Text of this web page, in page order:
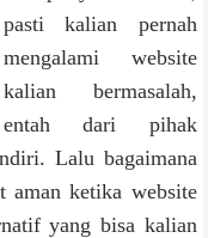
pasti kalian pernah
mengalami website
kalian bermasalah,
entah dari pihak
Lalu bagaimana
aman ketika website
yang bisa kalian